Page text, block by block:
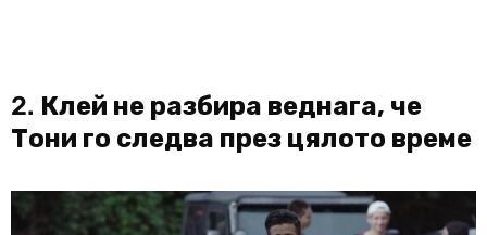
2. Клей не разбира веднага, че
Тони го следва през цялото време